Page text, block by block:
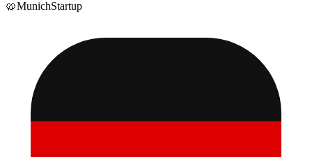
🥨MunichStartup